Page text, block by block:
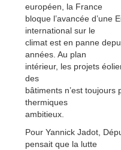
européen, la France
bloque l’avancée d’une
international sur le
climat est en panne
années. Au plan
intérieur, les projets
des
bâtiments n’est
thermiques
ambitieux.
Pour Yannick Jadot,
pensait que la lutte